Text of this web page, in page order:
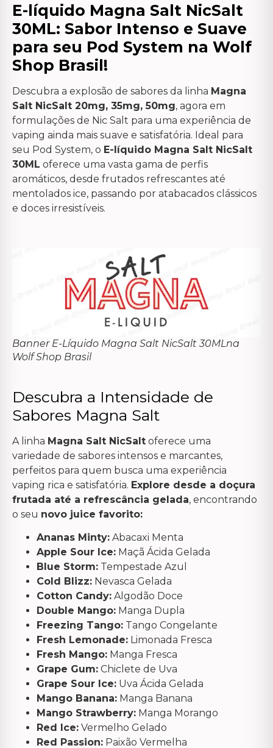
E-líquido Magna Salt NicSalt
30ML: Sabor Intenso e Suave
para seu Pod System na Wolf
Shop Brasil!
Descubra a explosão de sabores da linha Magna
Salt NicSalt 20mg, 35mg, 50mg, agora em
formulações de Nic Salt para uma experiência de
vaping ainda mais suave e satisfatória. Ideal para
seu Pod System, o E-líquido Magna Salt NicSalt
30ML oferece uma vasta gama de perfis
aromáticos, desde frutados refrescantes até
mentolados ice, passando por atabacados clássicos
e doces irresistíveis.
Banner E-Líquido Magna Salt NicSalt 30MLna
Wolf Shop Brasil
Descubra a Intensidade de
Sabores Magna Salt
A linha Magna Salt NicSalt oferece uma
variedade de sabores intensos e marcantes,
perfeitos para quem busca uma experiência
vaping rica e satisfatória. Explore desde a doçura
frutada até a refrescância gelada, encontrando
o seu novo juice favorito:
Ananas Minty: Abacaxi Menta
Apple Sour Ice: Maçã Ácida Gelada
Blue Storm: Tempestade Azul
Cold Blizz: Nevasca Gelada
Cotton Candy: Algodão Doce
Double Mango: Manga Dupla
Freezing Tango: Tango Congelante
Fresh Lemonade: Limonada Fresca
Fresh Mango: Manga Fresca
Grape Gum: Chiclete de Uva
Grape Sour Ice: Uva Ácida Gelada
Mango Banana: Manga Banana
Mango Strawberry: Manga Morango
Red Ice: Vermelho Gelado
Red Passion: Paixão Vermelha